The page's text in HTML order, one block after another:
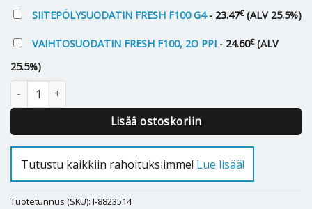
SIITEPÖLYSUODATIN FRESH F100 G4- 23.47€ (ALV 25.5%)
VAIHTOSUODATIN FRESH F100, 2O PPI - 24.60€ (ALV
25.5%)
KORVAUSILMAVENTTIILI FRESH F100 määrä
Lisää ostoskoriin
Tutustu kaikkiin rahoituksiimme! Lue lisää!
Tuotetunnus (SKU): I-8823514